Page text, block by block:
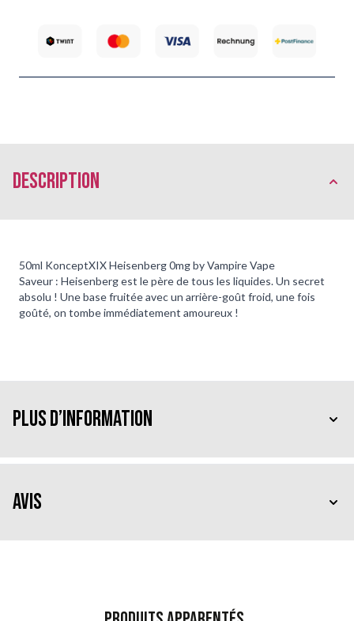
Description
50ml KonceptXIX Heisenberg 0mg by Vampire Vape
Saveur : Heisenberg est le père de tous les liquides. Un secret
absolu ! Une base fruitée avec un arrière-goût froid, une fois
goûté, on tombe immédiatement amoureux !
Plus d’information
Avis